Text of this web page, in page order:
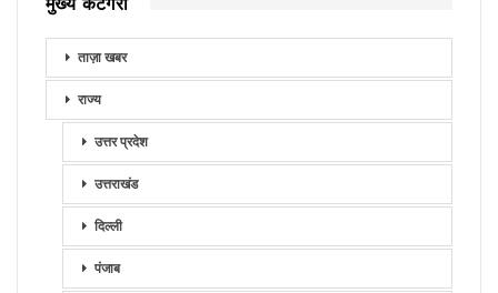
ताज़ा खबर
राज्य
उत्तर प्रदेश
उत्तराखंड
दिल्ली
पंजाब